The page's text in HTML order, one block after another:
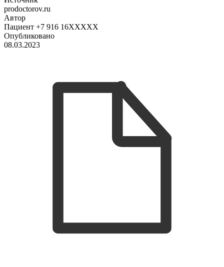
prodoctorov.ru
Автор
Пациент +7 916 16XXXXX
Опубликовано
08.03.2023